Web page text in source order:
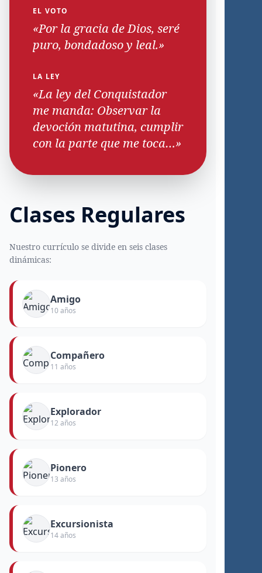
EL VOTO
«Por la gracia de Dios, seré
puro, bondadoso y leal.»
LA LEY
«La ley del Conquistador
me manda: Observar la
devoción matutina, cumplir
con la parte que me toca…»
Clases Regulares
Nuestro currículo se divide en seis clases
dinámicas:
Amigo
10 años
Compañero
11 años
Explorador
12 años
Pionero
13 años
Excursionista
14 años